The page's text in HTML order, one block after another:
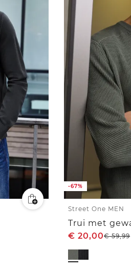
-67%
Street One MEN
Trui met
€ 20,00€59,99